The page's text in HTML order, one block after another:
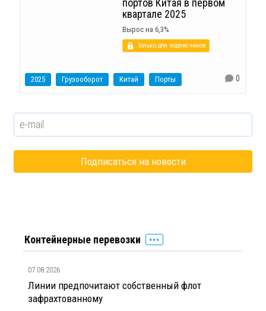
портов Китая в первом
квартале 2025
Вырос на 6,3%
Только для подписчиков
2025 Грузооборот Китай Порты 0
Контейнерные перевозки
07.08.2026
Линии предпочитают собственный флот
зафрахтованному